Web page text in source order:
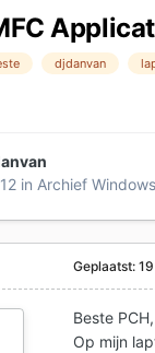
djdanvan
in Archief
Geplaatst:
Beste PCH,
Op mijn